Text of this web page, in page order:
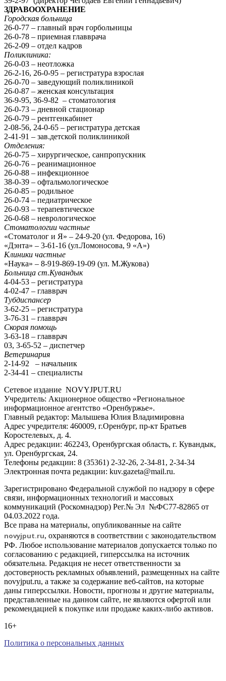
ЗДРАВООХРАНЕНИЕ
Городская больница
26-0-77 – главный врач горбольницы
26-0-78 – приемная главврача
26-2-09 – отдел кадров
Поликлиника:
26-0-03 – неотложка
26-2-16, 26-0-95 – регистратура взрослая
26-0-70 – заведующий поликлиникой
26-0-87 – женская консультация
36-9-95, 36-9-82 – стоматология
26-0-73 – дневной стационар
26-0-79 – рентгенкабинет
2-08-56, 24-0-65 – регистратура детская
2-41-91 – зав.детской поликлиникой
Отделения:
26-0-75 – хирургическое, санпропускник
26-0-76 – реанимационное
26-0-88 – инфекционное
38-0-39 – офтальмологическое
26-0-85 – родильное
26-0-74 – педиатрическое
26-0-93 – терапевтическое
26-0-68 – неврологическое
Стоматологии частные
«Стоматолог и Я» – 24-9-20 (ул. Федорова, 16)
«Дэнта» – 3-61-16 (ул.Ломоносова, 9 «А»)
Клиники частные
«Наука» – 8-919-869-19-09 (ул. М.Жукова)
Больница ст.Кувандык
4-04-53 – регистратура
4-02-47 – главврач
Тубдиспансер
3-62-25 – регистратура
3-76-31 – главврач
Скорая помощь
3-63-18 – главврач
03, 3-65-52 – диспетчер
Ветеринария
2-14-92 – начальник
2-34-41 – специалисты
Сетевое издание NOVYJPUT.RU
Учредитель: Акционерное общество «Региональное
информационное агентство «Оренбуржье».
Главный редактор: Малышева Юлия Владимировна
Адрес учредителя: 460009, г.Оренбург, пр-кт Братьев
Коростелевых, д. 4.
Адрес редакции: 462243, Оренбургская область, г. Кувандык,
ул. Оренбургская, 24.
Телефоны редакции: 8 (35361) 2-32-26, 2-34-81, 2-34-34
Электронная почта редакции: kuv.gazeta@mail.ru.
Зарегистрировано Федеральной службой по надзору в сфере
связи, информационных технологий и массовых
коммуникаций (Роскомнадзор) Рег.№ Эл №ФС77-82865 от
04.03.2022 года.
Все права на материалы, опубликованные на сайте
novyjput.ru, охраняются в соответствии с законодательством
РФ. Любое использование материалов допускается только по
согласованию с редакцией, гиперссылка на источник
обязательна. Редакция не несет ответственности за
достоверность рекламных объявлений, размещенных на сайте
novyjput.ru, а также за содержание веб-сайтов, на которые
даны гиперссылки. Новости, прогнозы и другие материалы,
представленные на данном сайте, не являются офертой или
рекомендацией к покупке или продаже каких-либо активов.
16+
Политика о персональных данных